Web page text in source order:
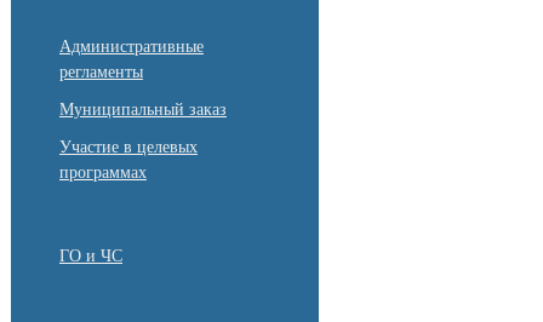
Административные
регламенты
Муниципальный заказ
Участие в целевых
программах
ГО и ЧС